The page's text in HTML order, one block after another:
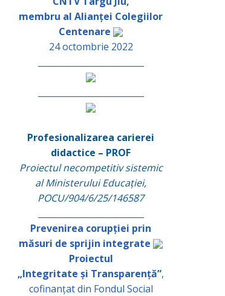
membru al Alianței Colegiilor
Centenare
24 octombrie 2022
Profesionalizarea carierei
didactice – PROF
Proiectul necompetitiv sistemic
al Ministerului Educației,
POCU/904/6/25/146587
Prevenirea corupției prin
măsuri de sprijin integrate
Proiectul
„Integritate și Transparență”,
cofinanțat din Fondul Social